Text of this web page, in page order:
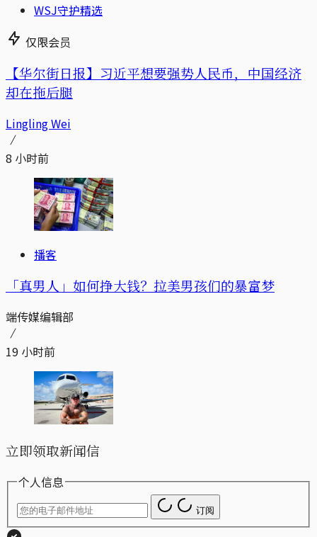
WSJ守护精选
仅限会员
【华尔街日报】习近平想要强势人民币，中国经济
却在拖后腿
Lingling Wei
8 小时前
播客
「真男人」如何挣大钱？拉美男孩们的暴富梦
端传媒编辑部
19 小时前
立即领取新闻信
个人信息
订阅